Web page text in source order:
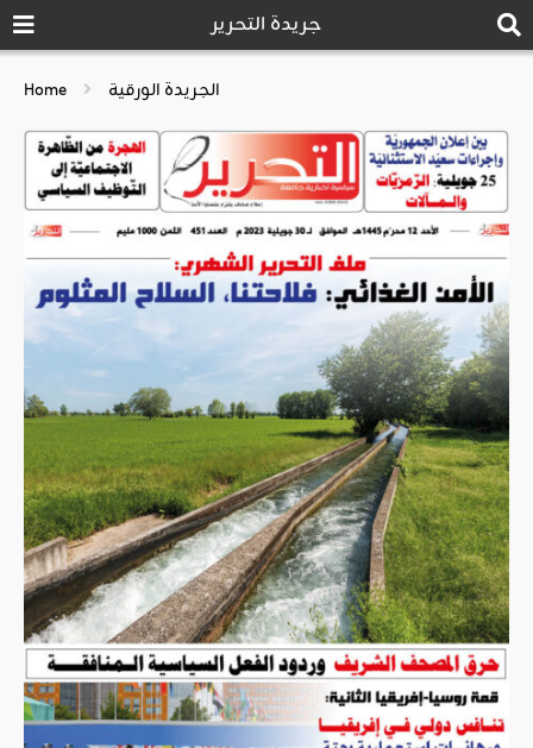
جريدة التحرير
Home الجريدة الورقية